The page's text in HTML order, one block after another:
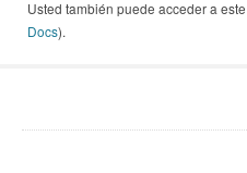
Usted también puede acceder a
Docs).